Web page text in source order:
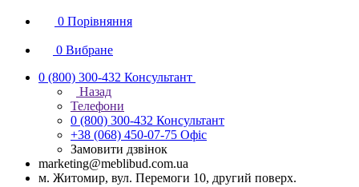
0 Порівняння
0 Вибране
0 (800) 300-432 Консультант
Назад
Телефони
0 (800) 300-432 Консультант
+38 (068) 450-07-75 Офіс
Замовити дзвінок
marketing@meblibud.com.ua
м. Житомир, вул. Перемоги 10, другий поверх.